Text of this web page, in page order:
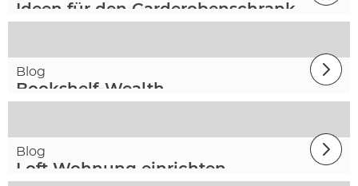
Ideen für den Garderobenschrank
Blog
Bookshelf-Wealth
Blog
Loft Wohnung einrichten